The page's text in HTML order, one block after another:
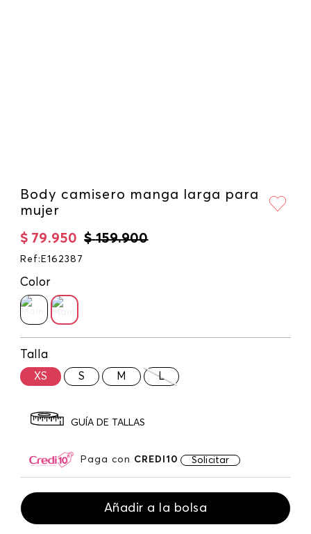
Body camisero manga larga para
mujer
$ 159.900
$ 79.950
Ref : E162387
Color
Talla
XS S M L
GUÍA DE TALLAS
Paga con CREDI10 Solicitar
Añadir a la bolsa